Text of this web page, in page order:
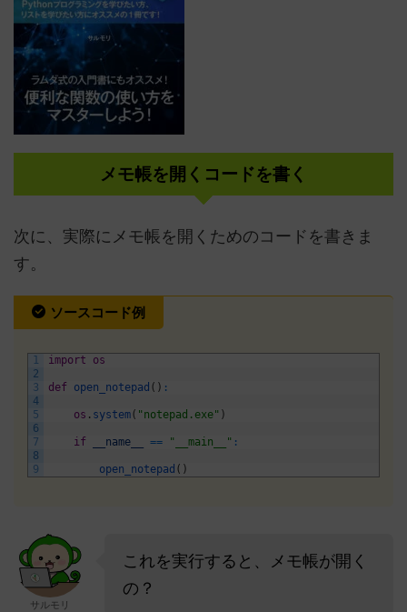
メモ帳を開くコードを書く
次に、実際にメモ帳を開くためのコードを書きま
す。
ソースコード例
1
2
3
4
5
6
7
8
9
import os
def open_notepad ( ) :
os . system( "notepad.exe" )
if __name__ == "__main__" :
open_notepad ( )
サルモリ
これを実行すると、メモ帳が開く
の？